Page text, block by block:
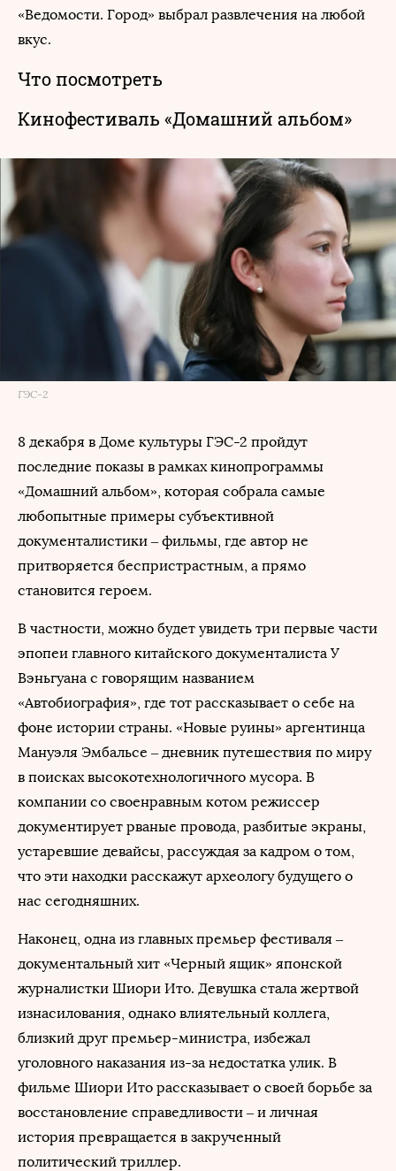
«Ведомости. Город» выбрал развлечения на любой
вкус.
Что посмотреть
Кинофестиваль «Домашний альбом»
ГЭС-2
8 декабря в Доме культуры ГЭС-2 пройдут
последние показы в рамках кинопрограммы
«Домашний альбом», которая собрала самые
любопытные примеры субъективной
документалистики – фильмы, где автор не
притворяется беспристрастным, а прямо
становится героем.
В частности, можно будет увидеть три первые части
эпопеи главного китайского документалиста У
Вэньгуана с говорящим названием
«Автобиография», где тот рассказывает о себе на
фоне истории страны. «Новые руины» аргентинца
Мануэля Эмбальсе – дневник путешествия по миру
в поисках высокотехнологичного мусора. В
компании со своенравным котом режиссер
документирует рваные провода, разбитые экраны,
устаревшие девайсы, рассуждая за кадром о том,
что эти находки расскажут археологу будущего о
нас сегодняшних.
Наконец, одна из главных премьер фестиваля –
документальный хит «Черный ящик» японской
журналистки Шиори Ито. Девушка стала жертвой
изнасилования, однако влиятельный коллега,
близкий друг премьер-министра, избежал
уголовного наказания из-за недостатка улик. В
фильме Шиори Ито рассказывает о своей борьбе за
восстановление справедливости – и личная
история превращается в закрученный
политический триллер.